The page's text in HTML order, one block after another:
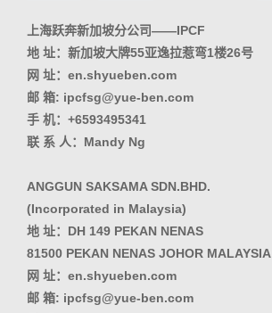
上海跃奔新加坡分公司——IPCF
地 址：新加坡大牌55亚逸拉惹弯1楼26号
网 址：en.shyueben.com
邮 箱: ipcfsg@yue-ben.com
手 机：+6593495341
联 系 人：Mandy Ng
ANGGUN SAKSAMA SDN.BHD.
(Incorporated in Malaysia)
地 址：DH 149 PEKAN NENAS
81500 PEKAN NENAS JOHOR MALAYSIA
网 址：en.shyueben.com
邮 箱: ipcfsg@yue-ben.com